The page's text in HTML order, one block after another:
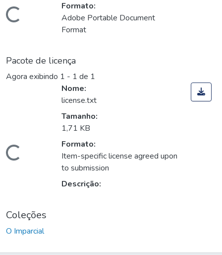
Carregando...
Formato:
Adobe Portable Document
Format
Pacote de licença
Agora exibindo 1 - 1 de 1
Carregando...
Nome:
license.txt
Tamanho:
1,71 KB
Formato:
Item-specific license agreed upon
to submission
Descrição:
Coleções
O Imparcial